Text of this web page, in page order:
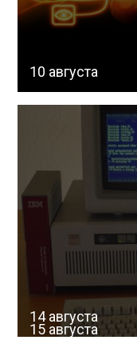
10 августа
14 августа
15 августа